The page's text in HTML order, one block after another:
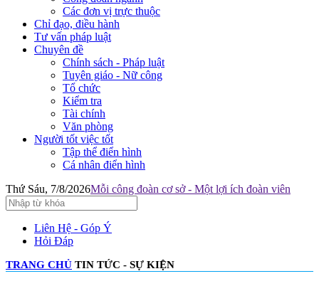
Các đơn vị trực thuộc
Chỉ đạo, điều hành
Tư vấn pháp luật
Chuyên đề
Chính sách - Pháp luật
Tuyên giáo - Nữ công
Tổ chức
Kiểm tra
Tài chính
Văn phòng
Người tốt việc tốt
Tập thể điển hình
Cá nhân điển hình
Thứ Sáu, 7/8/2026Mỗi công đoàn cơ sở - Một lợi ích đoàn viên
Liên Hệ - Góp Ý
Hỏi Đáp
TRANG CHỦ TIN TỨC - SỰ KIỆN